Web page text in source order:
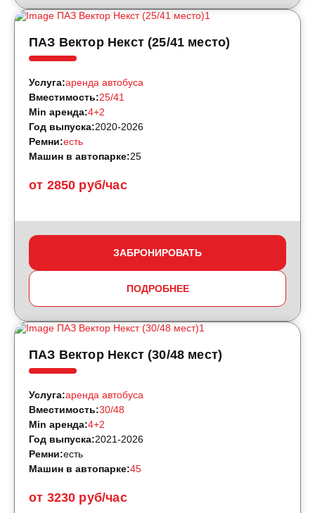
ПАЗ Вектор Некст (25/41 место)
от 2850 руб/час
Услуга:аренда автобуса
Вместимость:25/41
Min аренда:4+2
Год выпуска:2020-2026
Ремни:есть
Машин в автопарке:25
ЗАБРОНИРОВАТЬ
ПОДРОБНЕЕ
ПАЗ Вектор Некст (30/48 мест)
от 3230 руб/час
Услуга:аренда автобуса
Вместимость:30/48
Min аренда:4+2
Год выпуска:2021-2026
Ремни:есть
Машин в автопарке:45